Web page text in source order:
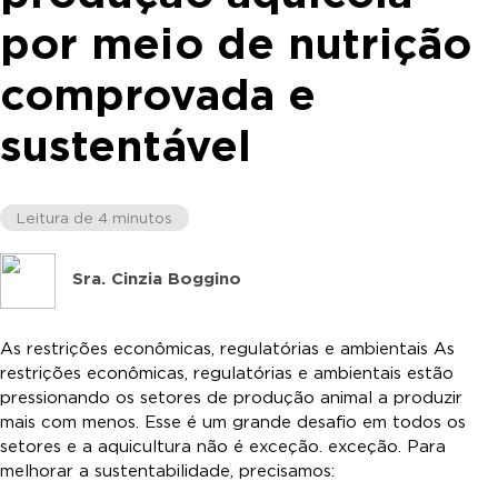
por meio de nutrição
comprovada e
sustentável
Leitura de 4 minutos
Sra. Cinzia Boggino
As restrições econômicas, regulatórias e ambientais As
restrições econômicas, regulatórias e ambientais estão
pressionando os setores de produção animal a produzir
mais com menos. Esse é um grande desafio em todos os
setores e a aquicultura não é exceção. exceção. Para
melhorar a sustentabilidade, precisamos: